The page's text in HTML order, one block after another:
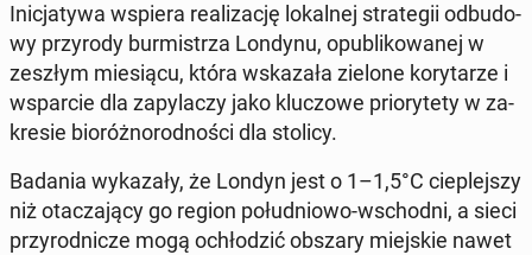
Ini­cja­ty­wa wspiera re­ali­za­cję lo­kal­nej stra­te­gii od­bu­do­
wy przy­ro­dy bur­mi­strza Londynu, opu­bli­ko­wa­nej w
zeszłym mie­sią­cu, która wska­za­ła zielone ko­ry­ta­rze i
wspar­cie dla za­py­la­czy jako klu­czo­we prio­ry­te­ty w za­
kre­sie bio­róż­no­rod­no­ści dla stolicy.
Badania wy­ka­za­ły, że Londyn jest o 1–1,5°C cie­plej­szy
niż ota­cza­ją­cy go region po­łu­dnio­wo-wschod­ni, a sieci
przy­rod­ni­cze mogą ochło­dzić obszary miej­skie nawet